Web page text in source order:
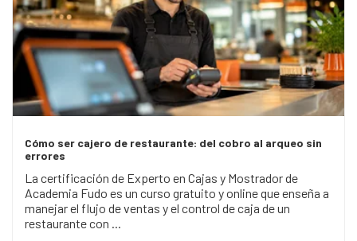
Cómo ser cajero de restaurante: del cobro al arqueo sin
errores
La certificación de Experto en Cajas y Mostrador de
Academia Fudo es un curso gratuito y online que enseña a
manejar el flujo de ventas y el control de caja de un
restaurante con ...